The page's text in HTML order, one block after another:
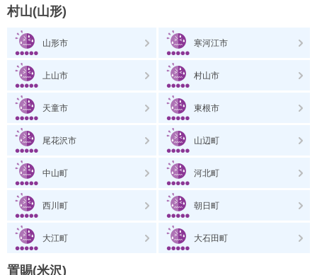
村山(山形)
山形市 寒河江市
上山市 村山市
天童市 東根市
尾花沢市 山辺町
中山町 河北町
西川町 朝日町
大江町 大石田町
置賜(米沢)